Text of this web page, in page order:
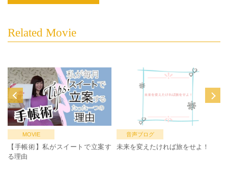
Related Movie
MOVIE
【手帳術】私がスイートで立案す
る理由
音声ブログ
未来を変えたければ旅をせよ！